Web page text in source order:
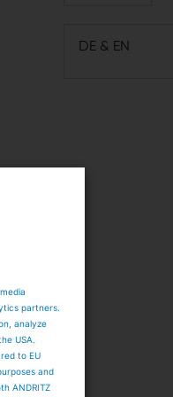
DE & EN
partners.
analyze
USA.
to EU
and
ANDRITZ